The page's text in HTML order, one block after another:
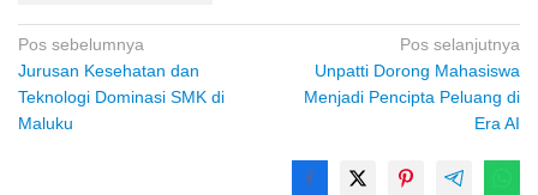
Navigasi
pos
Pos sebelumnya
Jurusan Kesehatan dan
Teknologi Dominasi SMK di
Maluku
Pos selanjutnya
Unpatti Dorong Mahasiswa
Menjadi Pencipta Peluang di
Era AI